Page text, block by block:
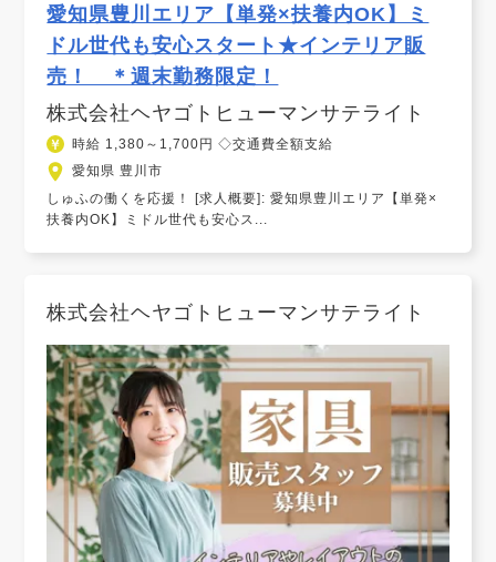
愛知県豊川エリア【単発×扶養内OK】ミ
ドル世代も安心スタート★インテリア販
売！ ＊週末勤務限定！
株式会社ヘヤゴトヒューマンサテライト
時給 1,380～1,700円 ◇交通費全額支給
愛知県 豊川市
しゅふの働くを応援！ [求人概要]: 愛知県豊川エリア【単発×
扶養内OK】ミドル世代も安心ス...
株式会社ヘヤゴトヒューマンサテライト